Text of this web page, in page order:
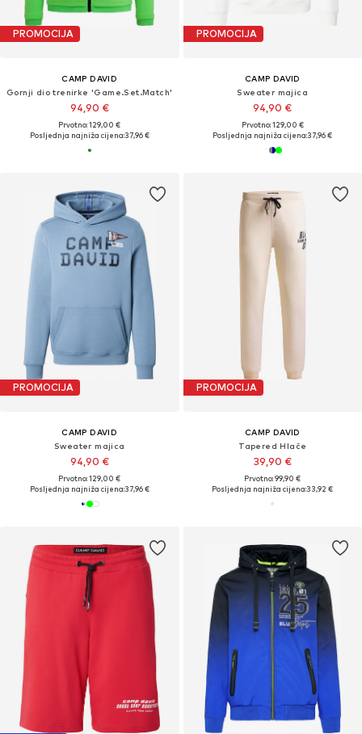
PROMOCIJA
CAMP DAVID
Gornji dio trenirke 'Game.Set.Match'
94,90 €
Prvotno: 129,00 €
Posljednja najniža cijena:37,96 €
PROMOCIJA
CAMP DAVID
Sweater majica
94,90 €
Prvotno: 129,00 €
Posljednja najniža cijena:37,96 €
PROMOCIJA
CAMP DAVID
Sweater majica
94,90 €
Prvotno: 129,00 €
Posljednja najniža cijena:37,96 €
PROMOCIJA
CAMP DAVID
Tapered Hlače
39,90 €
Prvotno: 99,90 €
Posljednja najniža cijena:33,92 €